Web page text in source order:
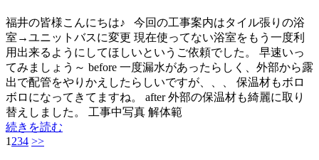
福井の皆様こんにちは♪ 今回の工事案内はタイル張りの浴
室→ユニットバスに変更 現在使ってない浴室をもう一度利
用出来るようにしてほしいというご依頼でした。 早速いっ
てみましょう～ before 一度漏水があったらしく、外部から露
出で配管をやりかえしたらしいですが、、、 保温材もボロ
ボロになってきてますね。 after 外部の保温材も綺麗に取り
替えしました。 工事中写真 解体範
続きを読む
1 234 >>